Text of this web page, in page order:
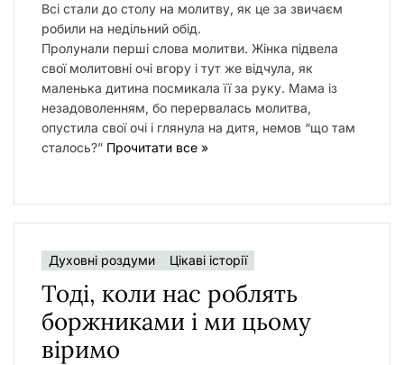
Всі стали до столу на молитву, як це за звичаєм
робили на недільний обід.
Пролунали перші слова молитви. Жінка підвела
свої молитовні очі вгору і тут же відчула, як
маленька дитина посмикала її за руку. Мама із
незадоволенням, бо перервалась молитва,
опустила свої очі і глянула на дитя, немов “що там
сталось?” Прочитати все »
Духовні роздуми Цікаві історії
Тоді, коли нас роблять
боржниками і ми цьому
віримо